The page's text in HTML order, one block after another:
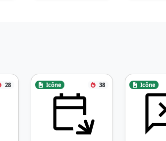
28 Icône 38 Icône